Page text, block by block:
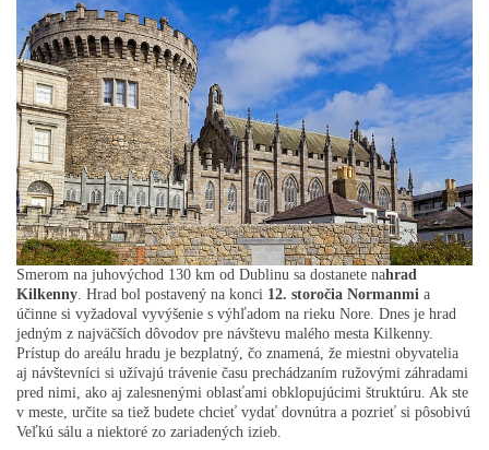
Smerom na juhovýchod 130 km od Dublinu sa dostanete nahrad
Kilkenny . Hrad bol postavený na konci 12. storočia Normanmi a
účinne si vyžadoval vyvýšenie s výhľadom na rieku Nore. Dnes je hrad
jedným z najväčších dôvodov pre návštevu malého mesta Kilkenny.
Prístup do areálu hradu je bezplatný, čo znamená, že miestni obyvatelia
aj návštevníci si užívajú trávenie času prechádzaním ružovými záhradami
pred nimi, ako aj zalesnenými oblasťami obklopujúcimi štruktúru. Ak ste
v meste, určite sa tiež budete chcieť vydať dovnútra a pozrieť si pôsobivú
Veľkú sálu a niektoré zo zariadených izieb.